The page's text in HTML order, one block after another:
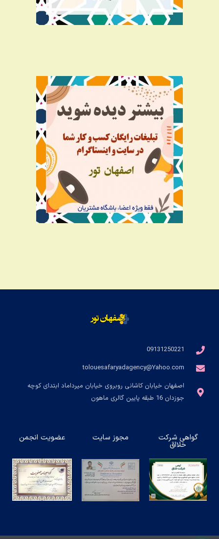
09131250221
tolouesafaryadagency@Yahoo.com
اصفهان خیابان کاشانی روبروی خیابان میرداماد ابتدای کوچه
جوزدان 16 طبقه پایین گالری ماهون
گواهی شرکت
خلااق
مجوز سایت عضویت انجمن